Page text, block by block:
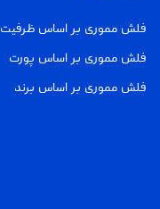
فلش مموری بر اساس ظرفیت
فلش مموری بر اساس پورت
فلش مموری بر اساس برند